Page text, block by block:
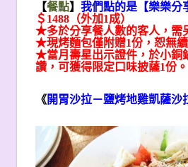
【餐點】 我們點的是【樂樂分
＄1488（外加1成）
★多於分享餐人數的客人，需
★現烤麵包僅附贈1份，恕無續
★當月壽星出示證件，於小銅
讚，可獲得限定口味披薩1份。
《開胃沙拉－鹽烤地雞凱薩沙